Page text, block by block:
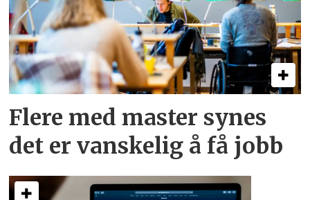
Flere med master synes
det er vanskelig å få jobb